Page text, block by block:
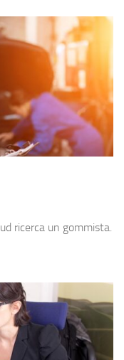
ricerca un gommista.